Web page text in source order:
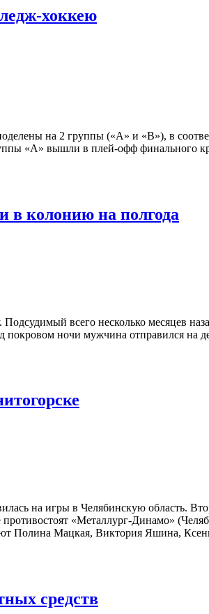
хоккею
на 2 группы («А» и «B»), в
«А» вышли в плей-офф финального
в колонию на полгода
всего несколько месяцев
покровом ночи мужчина отправился на
на игры в Челябинскую область.
«Металлург-Динамо»
Полина Мацкая, Виктория Яшина,
средств